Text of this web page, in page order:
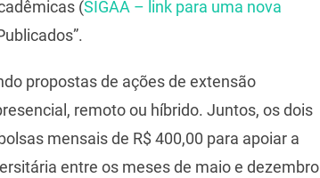
(SIGAA – link para uma nova
propostas de ações de extensão
remoto ou híbrido. Juntos, os dois
mensais de R$ 400,00 para apoiar a
entre os meses de maio e dezembro